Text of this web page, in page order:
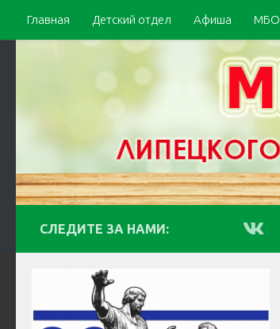
Главная Детский отдел Афиша МБО
СЛЕДИТЕ ЗА НАМИ: